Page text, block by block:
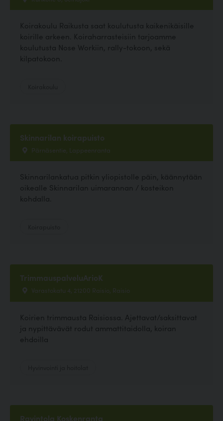
Koirakoulu Raikusta saat koulutusta kaikenikäisille
koirille arkeen. Koiraharrasteisiin tarjoamme
koulutusta Nose Workiin, rally-tokoon, sekä
kilpatokoon.
Skinnarilan koirapuisto
Pärnäsentie, Lappeenranta
Skinnarilankatua pitkin yliopistolle päin, käännytään
oikealle Skinnarilan uimarannan / kosteikon
kohdalla.
TrimmauspalveluArioK
Varastokatu 4, 21200 Raisio, Raisio
Koirien trimmausta Raisiossa. Ajettavat/saksittavat
ja nypittävävät rodut ammattitaidolla, koiran
ehdoilla
Ravintola Koskenranta